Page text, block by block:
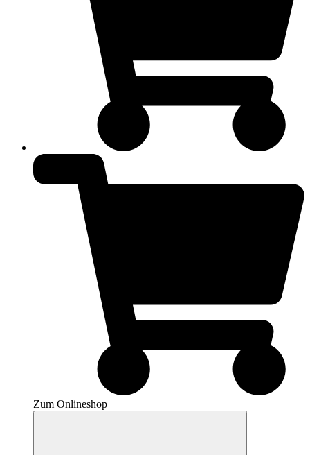
Zum Onlineshop